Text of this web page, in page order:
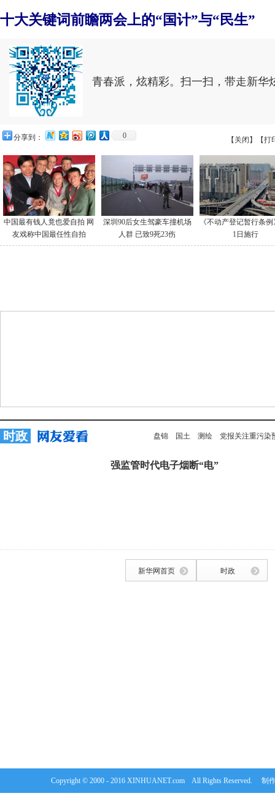
十大关键词前瞻两会上的“国计”与“民生”
青春派，炫精彩。扫一扫，带走新华
分享到： 0 【关闭】 【打
中国最有钱人竟也爱自拍 网
友戏称中国最任性自拍
深圳90后女生驾豪车撞机场
人群 已致9死23伤
《不动产登记暂行条
1日施行
时政 盘锦 国土 测绘 党报关注重污染
强监管时代电子烟断“电”
新华网首页 时政
Copyright © 2000 - 2016 XINHUANET.com All Rights Reserved. 制